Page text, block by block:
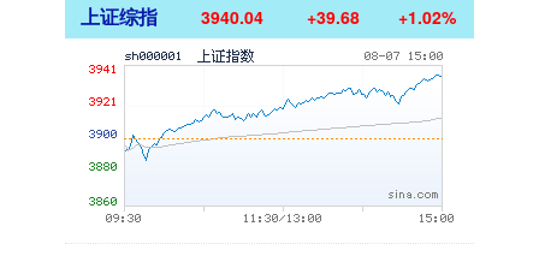
上证综指 3940.04 +39.68 +1.02%